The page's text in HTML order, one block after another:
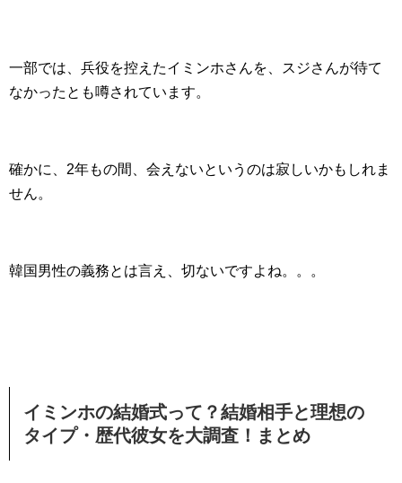
一部では、兵役を控えたイミンホさんを、スジさんが待て
なかったとも噂されています。
確かに、2年もの間、会えないというのは寂しいかもしれま
せん。
韓国男性の義務とは言え、切ないですよね。。。
イミンホの結婚式って？結婚相手と理想の
タイプ・歴代彼女を大調査！まとめ